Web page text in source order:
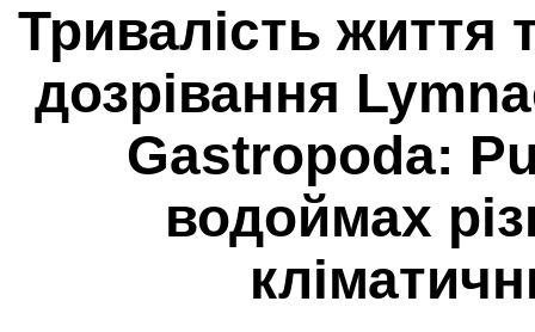
Тривалість життя
дозрівання
Gastropoda:
водоймах